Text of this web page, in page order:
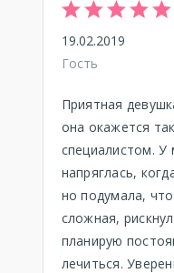
19.02.2019
Гость
Приятная
она окажется
специалистом. У
напряглась,
но подумала,
сложная,
планирую
лечиться.